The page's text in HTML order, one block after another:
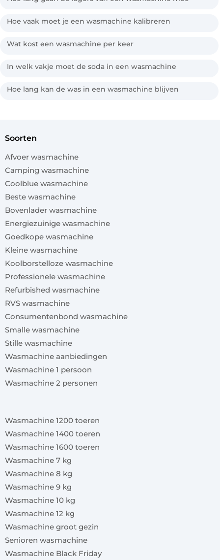
Hoe vaak moet je een wasmachine kalibreren
Wat kost een wasmachine per keer
In welk vakje moet de soda in een wasmachine
Hoe lang kan de was in een wasmachine blijven
soorten
Afvoer wasmachine
Camping wasmachine
Coolblue wasmachine
Beste wasmachine
Bovenlader wasmachine
Energiezuinige wasmachine
Goedkope wasmachine
Kleine wasmachine
Koolborstelloze wasmachine
Professionele wasmachine
Refurbished wasmachine
RVS wasmachine
Consumentenbond wasmachine
Smalle wasmachine
Stille wasmachine
Wasmachine aanbiedingen
Wasmachine 1 persoon
Wasmachine 2 personen
Wasmachine 1200 toeren
Wasmachine 1400 toeren
Wasmachine 1600 toeren
Wasmachine 7 kg
Wasmachine 8 kg
Wasmachine 9 kg
Wasmachine 10 kg
Wasmachine 12 kg
Wasmachine groot gezin
Senioren wasmachine
Wasmachine Black Friday